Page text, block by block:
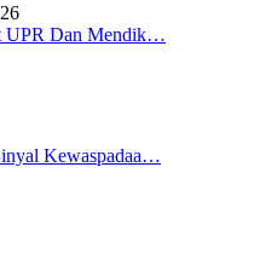
UPR Dan Mendik…
Kewaspadaa…